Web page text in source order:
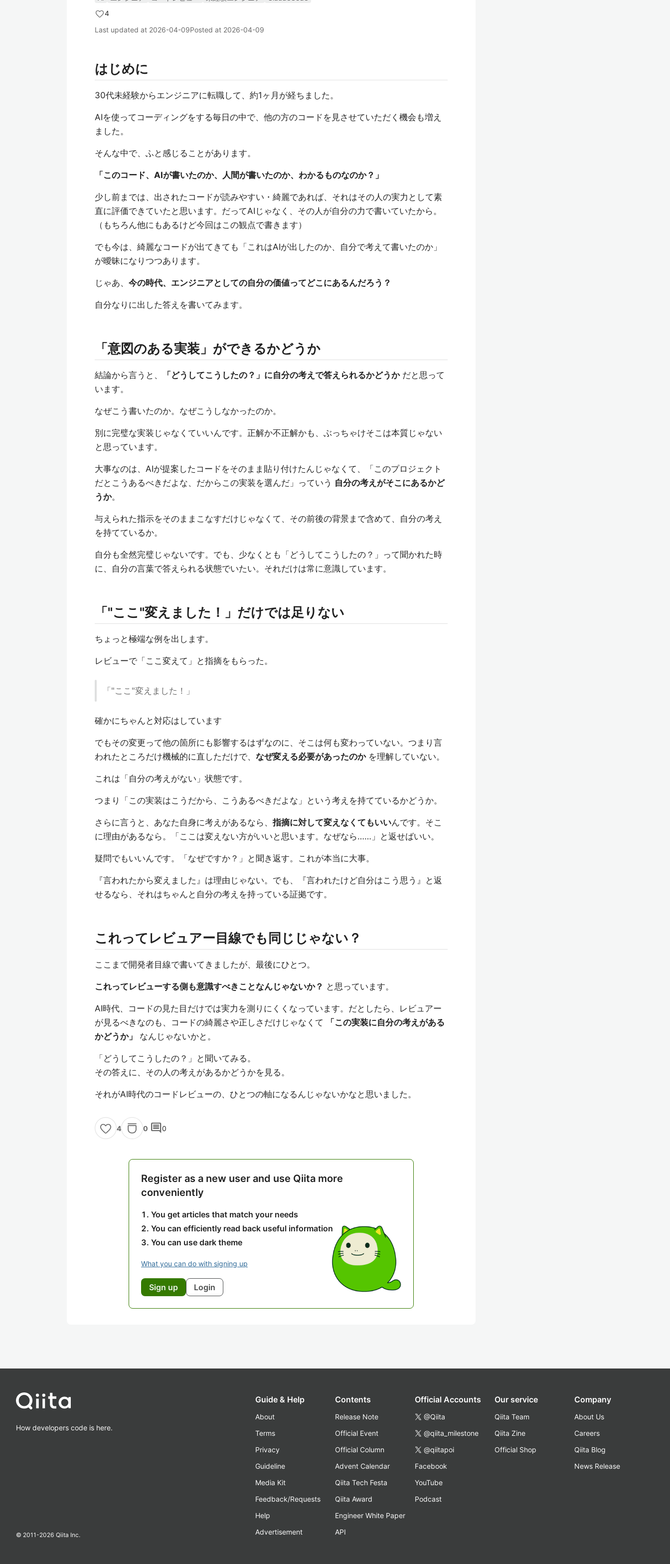
4
Last updated at 2026-04-09Posted at 2026-04-09
はじめに
30代未経験からエンジニアに転職して、約1ヶ月が経ちました。
AIを使ってコーディングをする毎日の中で、他の方のコードを見させていただく機会も増え
ました。
そんな中で、ふと感じることがあります。
「このコード、AIが書いたのか、人間が書いたのか、わかるものなのか？」
少し前までは、出されたコードが読みやすい・綺麗であれば、それはその人の実力として素
直に評価できていたと思います。だってAIじゃなく、その人が自分の力で書いていたから。
（もちろん他にもあるけど今回はこの観点で書きます）
でも今は、綺麗なコードが出てきても「これはAIが出したのか、自分で考えて書いたのか」
が曖昧になりつつあります。
じゃあ、 今の時代、エンジニアとしての自分の価値ってどこにあるんだろう？
自分なりに出した答えを書いてみます。
「意図のある実装」ができるかどうか
結論から言うと、 「どうしてこうしたの？」に自分の考えで答えられるかどうかだと思って
います。
なぜこう書いたのか。なぜこうしなかったのか。
別に完璧な実装じゃなくていいんです。正解か不正解かも、ぶっちゃけそこは本質じゃない
と思っています。
大事なのは、AIが提案したコードをそのまま貼り付けたんじゃなくて、「このプロジェクト
だとこうあるべきだよな、だからこの実装を選んだ」っていう 自分の考えがそこにあるかど
うか。
与えられた指示をそのままこなすだけじゃなくて、その前後の背景まで含めて、自分の考え
を持てているか。
自分も全然完璧じゃないです。でも、少なくとも「どうしてこうしたの？」って聞かれた時
に、自分の言葉で答えられる状態でいたい。それだけは常に意識しています。
「"ここ"変えました！」だけでは足りない
ちょっと極端な例を出します。
レビューで「ここ変えて」と指摘をもらった。
「"ここ"変えました！」
確かにちゃんと対応はしています
でもその変更って他の箇所にも影響するはずなのに、そこは何も変わっていない。つまり言
われたところだけ機械的に直しただけで、 なぜ変える必要があったのかを理解していない。
これは「自分の考えがない」状態です。
つまり「この実装はこうだから、こうあるべきだよな」という考えを持てているかどうか。
さらに言うと、あなた自身に考えがあるなら、 指摘に対して変えなくてもいいんです。そこ
に理由があるなら。「ここは変えない方がいいと思います。なぜなら……」と返せばいい。
疑問でもいいんです。「なぜですか？」と聞き返す。これが本当に大事。
『言われたから変えました』は理由じゃない。でも、『言われたけど自分はこう思う』と返
せるなら、それはちゃんと自分の考えを持っている証拠です。
これってレビュアー目線でも同じじゃない？
ここまで開発者目線で書いてきましたが、最後にひとつ。
これってレビューする側も意識すべきことなんじゃないか？ と思っています。
AI時代、コードの見た目だけでは実力を測りにくくなっています。だとしたら、レビュアー
が見るべきなのも、コードの綺麗さや正しさだけじゃなくて
「この実装に自分の考えがある
かどうか」
なんじゃないかと。
「どうしてこうしたの？」と聞いてみる。
その答えに、その人の考えがあるかどうかを見る。
それがAI時代のコードレビューの、ひとつの軸になるんじゃないかなと思いました。
4 0 comment0
Register as a new user and use Qiita more
conveniently
You get articles that match your needs
You can efficiently read back useful information
You can use dark theme
What you can do with signing up
Sign up Login
How developers code is here.
© 2011-2026 Qiita Inc.
Guide & Help
About
Terms
Privacy
Guideline
Media Kit
Feedback/Requests
Help
Advertisement
Contents
Release Note
Official Event
Official Column
Advent Calendar
Qiita Tech Festa
Qiita Award
Engineer White Paper
API
Official Accounts
@Qiita
@qiita_milestone
@qiitapoi
Facebook
YouTube
Podcast
Our service
Qiita Team
Qiita Zine
Official Shop
Company
About Us
Careers
Qiita Blog
News Release